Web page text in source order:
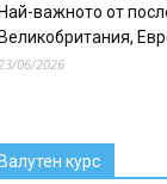
важното от
06/2026
курс